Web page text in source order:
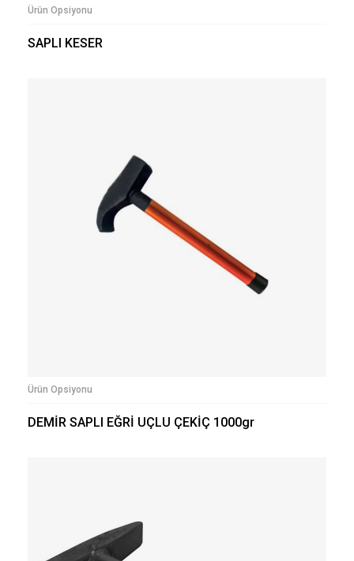
Ürün Opsiyonu
SAPLI KESER
Ürün Opsiyonu
DEMİR SAPLI EĞRİ UÇLU ÇEKİÇ 1000gr